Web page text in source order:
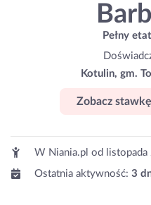
Pełny
Kotulin, gm.
Zobacz
W Niania.pl od
Ostatnia aktywność: 3